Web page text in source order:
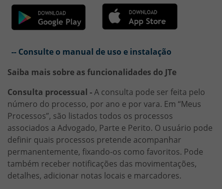
-- Consulte o manual de uso e instalação
Saiba mais sobre as funcionalidades do JTe
Consulta processual -A consulta pode ser feita pelo
número do processo, por ano e por vara. Em “Meus
Processos”, são listados todos os processos
associados a Advogado, Parte e Perito. O usuário pode
definir quais processos pretende acompanhar
permanentemente, fixando-os como favoritos. Pode
também receber notificações das movimentações,
detalhes, adicionar notas locais e marcadores.